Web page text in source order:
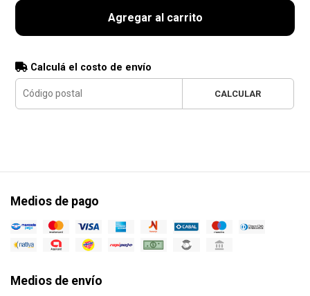
Agregar al carrito
Calculá el costo de envío
CALCULAR
Medios de pago
Medios de envío